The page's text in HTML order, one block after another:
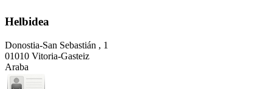
Helbidea
Donostia-San Sebastián , 1
01010 Vitoria-Gasteiz
Araba